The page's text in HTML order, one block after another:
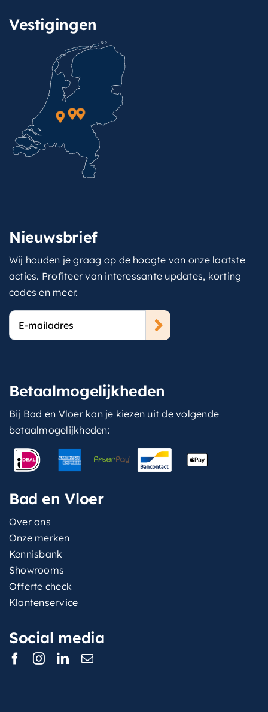
Vestigingen
Nieuwsbrief
Wij houden je graag op de hoogte van onze laatste
acties. Profiteer van interessante updates, korting
codes en meer.
E-
mailadres
Betaalmogelijkheden
Bij Bad en Vloer kan je kiezen uit de volgende
betaalmogelijkheden:
Bad en Vloer
Over ons
Onze merken
Kennisbank
Showrooms
Offerte check
Klantenservice
Social media